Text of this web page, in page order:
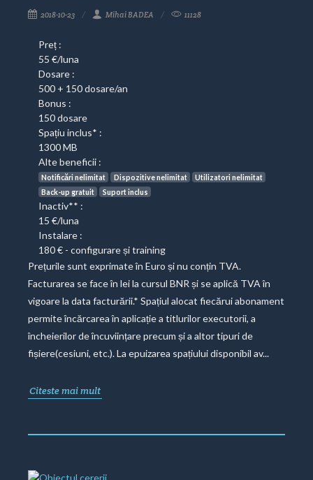
2018-10-23 Mihai BADEA 11128
Preț :
55 €/luna
Dosare :
500 + 150 dosare/an
Bonus :
150 dosare
Spațiu inclus* :
1300 MB
Alte beneficii :
Notificări nelimitat Dispozitive nelimitat
Utilizatori nelimitat
Back-up gratuit
Suport inclus
Inactiv** :
15 €/luna
Instalare :
180 € - configurare și training
Prețurile sunt exprimate în Euro și nu conțin TVA.
Facturarea se face în lei la cursul BNR și se aplică TVA în
vigoare la data facturării.* Spațiul alocat fiecărui abonament
permite încărcarea în aplicație a titlurilor executorii, a
încheierilor de încuviințare precum și a altor tipuri de
fișiere(cesiuni, etc.). La epuizarea spațiului disponibil av...
Citeste mai mult